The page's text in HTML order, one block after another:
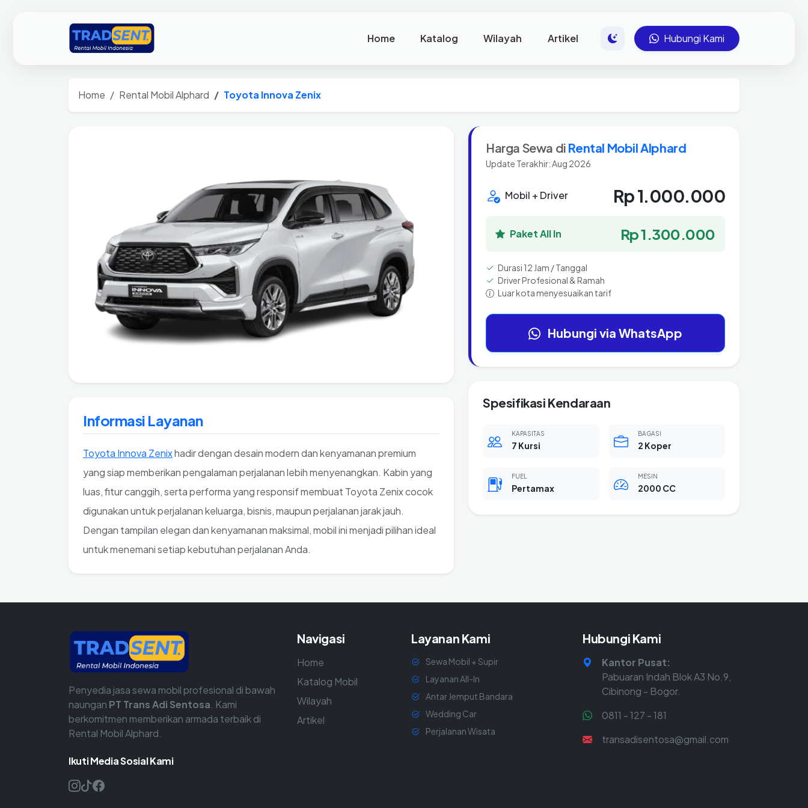
Home Katalog Wilayah Artikel Hubungi Kami
Home Rental Mobil Alphard Toyota Innova Zenix
Informasi Layanan
Toyota Innova Zenixhadir dengan desain modern dan kenyamanan premium
yang siap memberikan pengalaman perjalanan lebih menyenangkan. Kabin yang
luas, fitur canggih, serta performa yang responsif membuat Toyota Zenix cocok
digunakan untuk perjalanan keluarga, bisnis, maupun perjalanan jarak jauh.
Dengan tampilan elegan dan kenyamanan maksimal, mobil ini menjadi pilihan ideal
untuk menemani setiap kebutuhan perjalanan Anda.
Harga Sewa di Rental Mobil Alphard
Update Terakhir: Aug 2026
Mobil + Driver Rp 1.000.000
Paket All In Rp 1.300.000
Durasi 12 Jam / Tanggal
Driver Profesional & Ramah
Luar kota menyesuaikan tarif
Hubungi via WhatsApp
Spesifikasi Kendaraan
KAPASITAS
7 Kursi
BAGASI
2 Koper
FUEL
Pertamax
MESIN
2000 CC
Penyedia jasa sewa mobil profesional di bawah
naungan PT Trans Adi Sentosa. Kami
berkomitmen memberikan armada terbaik di
Rental Mobil Alphard.
Ikuti Media Sosial Kami
Navigasi
Home
Katalog Mobil
Wilayah
Artikel
Layanan Kami
Sewa Mobil + Supir
Layanan All-In
Antar Jemput Bandara
Wedding Car
Perjalanan Wisata
Hubungi Kami
Kantor Pusat:
Pabuaran Indah Blok A3 No.9,
Cibinong - Bogor.
0811 - 127 - 181
transadisentosa@gmail.com